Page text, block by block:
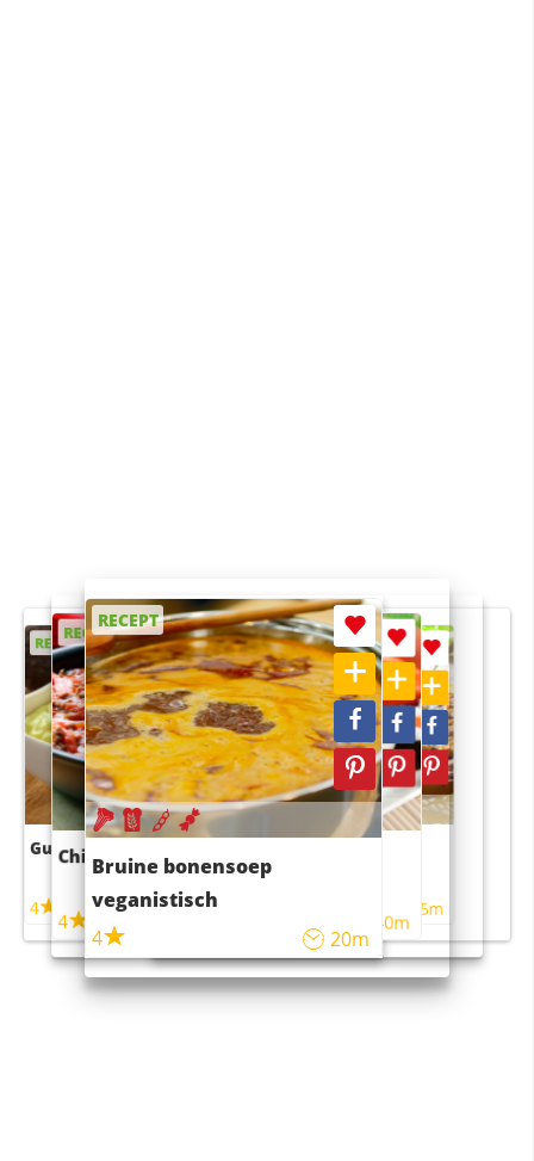
RECEPT
Guacamole
4
RECEPT
Chili con carne
4 45m
RECEPT
Bruine bonensoep
veganistisch
4
20m
RECEPT
Sushi rijstsalade
maaltijdsalade
40m
RECEPT
4 55m